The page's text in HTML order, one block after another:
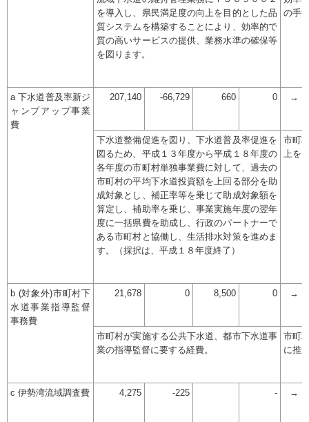
を導入し、県民満足度の向上を目的とした品
質システムを構築することにより、効率的で
質の高いサービスの提供、業務水準の確保等
を図ります。
の手
a 下水道普及率新ジ
ャンプアップ事業
費
207,140 -66,729 660 0 →
下水道整備促進を図り、下水道普及率促進を
図るため、平成１３年度から平成１８年度の
各年度の市町村単独事業費に対して、過去の
市町村の平均下水道投資額を上回る部分を助
成対象とし、補正率等を乗じて助成対象額を
算定し、補助率を乗じ、事業実施年度の翌年
度に一括県費を助成し、行政のパートナーで
ある市町村と協働し、生活排水対策を進めま
す。（採択は、平成１８年度終了）
市町
上を
b (対象外)市町村下
水道事業指導監督
事務費
21,678 0 8,500 0 →
市町村が実施する公共下水道、都市下水道事
業の指導監督に要する経費。
市町
に推
c 伊勢湾流域調査費 4,275 -225 - →